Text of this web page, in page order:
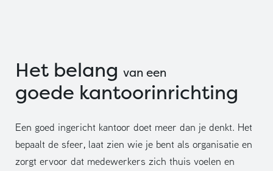
Het belang van een
goede kantoorinrichting
Een goed ingericht kantoor doet meer dan je denkt. Het
bepaalt de sfeer, laat zien wie je bent als organisatie en
zorgt ervoor dat medewerkers zich thuis voelen en